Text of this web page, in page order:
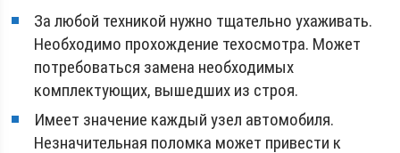
За любой техникой нужно тщательно ухаживать.
Необходимо прохождение техосмотра. Может
потребоваться замена необходимых
комплектующих, вышедших из строя.
Имеет значение каждый узел автомобиля.
Незначительная поломка может привести к